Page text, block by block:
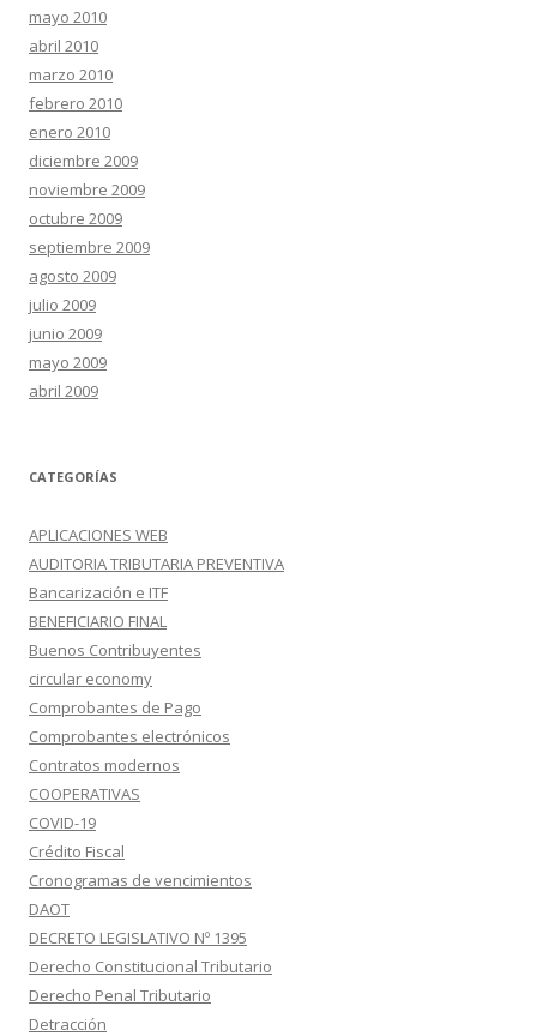
mayo 2010
abril 2010
marzo 2010
febrero 2010
enero 2010
diciembre 2009
noviembre 2009
octubre 2009
septiembre 2009
agosto 2009
julio 2009
junio 2009
mayo 2009
abril 2009
CATEGORÍAS
APLICACIONES WEB
AUDITORIA TRIBUTARIA PREVENTIVA
Bancarización e ITF
BENEFICIARIO FINAL
Buenos Contribuyentes
circular economy
Comprobantes de Pago
Comprobantes electrónicos
Contratos modernos
COOPERATIVAS
COVID-19
Crédito Fiscal
Cronogramas de vencimientos
DAOT
DECRETO LEGISLATIVO Nº 1395
Derecho Constitucional Tributario
Derecho Penal Tributario
Detracción